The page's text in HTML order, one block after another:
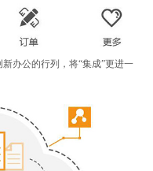
办公的行列，将“集成”更进一